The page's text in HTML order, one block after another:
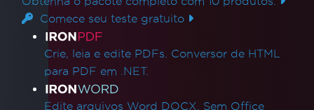
Comece seu teste gratuito
Links de produtos
Crie, leia e edite PDFs. Conversor de HTML
para PDF em .NET.
Edite arquivos Word DOCX. Sem Office